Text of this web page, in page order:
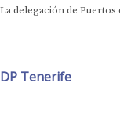
La delegación de Puertos
DP Tenerife